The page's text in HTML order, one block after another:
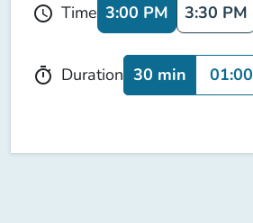
schedule Time 3:00 PM 3:30 PM
timer Duration 30 min 01:00